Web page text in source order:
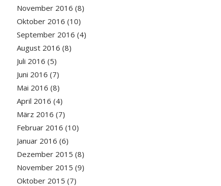
November 2016 (8)
Oktober 2016 (10)
September 2016 (4)
August 2016 (8)
Juli 2016 (5)
Juni 2016 (7)
Mai 2016 (8)
April 2016 (4)
März 2016 (7)
Februar 2016 (10)
Januar 2016 (6)
Dezember 2015 (8)
November 2015 (9)
Oktober 2015 (7)